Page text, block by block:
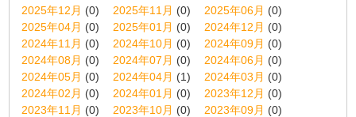
2025年12月 (0) 2025年11月 (0) 2025年06月 (0)
2025年04月 (0) 2025年01月 (0) 2024年12月 (0)
2024年11月 (0) 2024年10月 (0) 2024年09月 (0)
2024年08月 (0) 2024年07月 (0) 2024年06月 (0)
2024年05月 (0) 2024年04月 (1) 2024年03月 (0)
2024年02月 (0) 2024年01月 (0) 2023年12月 (0)
2023年11月 (0) 2023年10月 (0) 2023年09月 (0)